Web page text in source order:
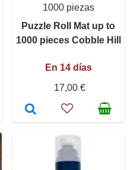
1000 piezas
Puzzle Roll Mat up to
1000 pieces Cobble Hill
En 14 días
17,00 €